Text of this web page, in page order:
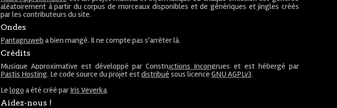
aléatoirement à partir du corpus de morceaux disponibles et de génériques et jingles créés
par les contributeurs du site.
Ondes
Pantagruweb a bien mangé. Il ne compte pas s'arrêter là.
Crédits
Musique Approximative est développé parConstructions Incongrues et est hébergé par
Pastis Hosting. Le code source du projet estdistribué sous licence GNU AGPLv3.
Le logo a été créé par Iris Veverka.
Aidez-nous !